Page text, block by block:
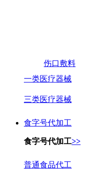
伤口敷料
一类医疗器械
三类医疗器械
食字号代加工
食字号代加工>>
普通食品代工